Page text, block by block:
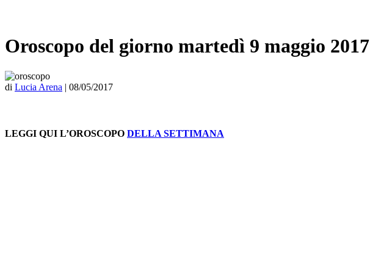
Oroscopo del giorno martedì 9 maggio 2017
di Lucia Arena | 08/05/2017
LEGGI QUI L’OROSCOPO DELLA SETTIMANA